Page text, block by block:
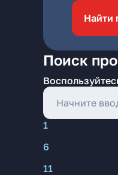
Найти
Поиск
1
6
11